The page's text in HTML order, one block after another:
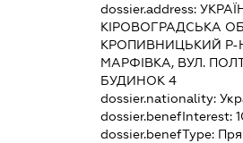
dossier.address:
КІРОВОГРАДСЬКА
КРОПИВНИЦЬКИЙ Р-
МАРФІВКА, ВУЛ.
БУДИНОК 4
dossier.nationality:
dossier.benefInterest:
dossier.benefType: